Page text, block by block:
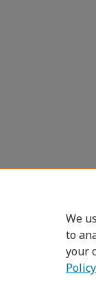
We
to
your
Policy